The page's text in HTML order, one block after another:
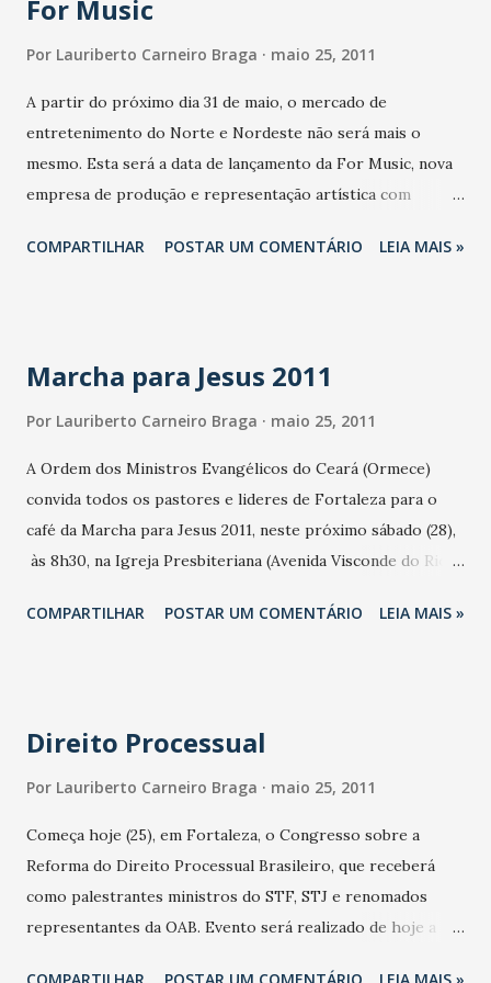
intervalo da partida.O jogo de volta será na próxima
marque como visitante. A vitória por 1 a 0 do Cerro leva a
decisão da vaga para os pênaltis. Na véspera do jogo,
Neymar prometeu dribles e comentou estar preparado
para novas “pancadas”. O atacante tinha razão. O repertório
apanhar.
For Music
Por Lauriberto Carneiro Braga maio 25, 2011
A partir do próximo dia 31 de maio, o mercado de
entretenimento do Norte e Nordeste não será mais o
mesmo. Esta será a data de lançamento da For Music, nova
empresa de produção e representação artística com
trabalhar carreiras artísticas. O coquetel de Lançamento da
Music tem como sócios nomes fortes do mercado de
resultado dessa parceria é uma cartela de artistas
extremamente diversificada, que vai trazer para o Norte e
Nordeste promoções, eventos e shows com as melhores
bandas nacionais, regionais e locais de forró, axé, pagode,
terão ao seu dispor uma equipe de peso para promover e
COMPARTILHAR POSTAR UM COMENTÁRIO LEIA MAIS »
Marcha para Jesus 2011
Por Lauriberto Carneiro Braga maio 25, 2011
A Ordem dos Ministros Evangélicos do Ceará (Ormece)
convida todos os pastores e lideres de Fortaleza para o
café da Marcha para Jesus 2011, neste próximo sábado (28),
às 8h30, na Igreja Presbiteriana (Avenida Visconde do Rio
de contado são 88112020 ou 86306086. Assessoria: Antônio
COMPARTILHAR POSTAR UM COMENTÁRIO LEIA MAIS »
Direito Processual
Por Lauriberto Carneiro Braga maio 25, 2011
Começa hoje (25), em Fortaleza, o Congresso sobre a
Reforma do Direito Processual Brasileiro, que receberá
como palestrantes ministros do STF, STJ e renomados
representantes da OAB. Evento será realizado de hoje a